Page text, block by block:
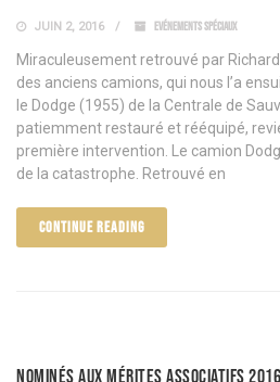
JUIN 2, 2016 EVÉNEMENTS SPÉCIAUX
Miraculeusement retrouvé par
des anciens camions, qui nous l’a
le Dodge (1955) de la Centrale de
patiemment restauré et rééquipé,
première intervention. Le camion
de la catastrophe. Retrouvé en
CONTINUE READING
Nominés aux mérites associatifs